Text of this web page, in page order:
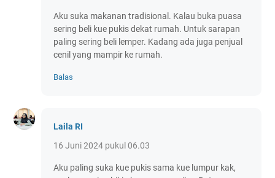
Aku suka makanan tradisional. Kalau buka puasa
sering beli kue pukis dekat rumah. Untuk sarapan
paling sering beli lemper. Kadang ada juga penjual
cenil yang mampir ke rumah.
Balas
Laila RI
16 Juni 2024 pukul 06.03
Aku paling suka kue pukis sama kue lumpur kak,